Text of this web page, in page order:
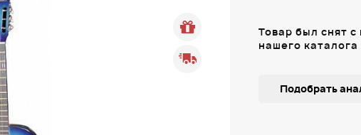
Товар был снят
нашего каталога
Подобрать